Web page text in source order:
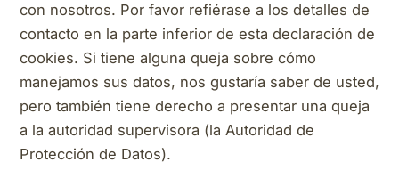
con nosotros. Por favor refiérase a los detalles de
contacto en la parte inferior de esta declaración de
cookies. Si tiene alguna queja sobre cómo
manejamos sus datos, nos gustaría saber de usted,
pero también tiene derecho a presentar una queja
a la autoridad supervisora (la Autoridad de
Protección de Datos).